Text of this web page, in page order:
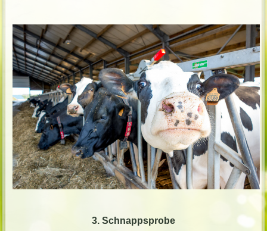
3. Schnappsprobe